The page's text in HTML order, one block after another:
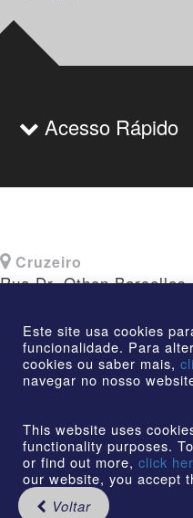
Voltar
Acesso Rápido
Cruzeiro
Rua Dr. Othon
direitos
Este site usa cookies
funcionalidade. Para
cookies ou saber mais,
navegar no nosso
This website uses
functionality purposes.
or find out more, click
our website, you accept